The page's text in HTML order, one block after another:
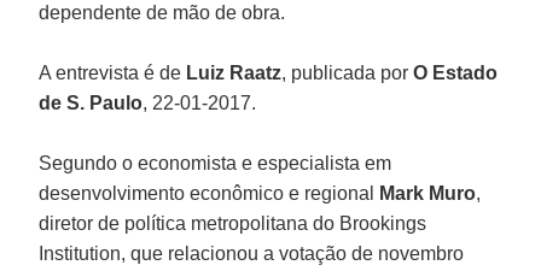
dependente de mão de obra.
A entrevista é de Luiz Raatz, publicada porO Estado
de S. Paulo, 22-01-2017.
Segundo o economista e especialista em
desenvolvimento econômico e regional
Mark Muro,
diretor de política metropolitana do Brookings
Institution, que relacionou a votação de novembro